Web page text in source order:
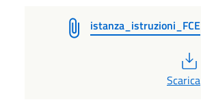
istanza_istruzioni_FCE
Scarica